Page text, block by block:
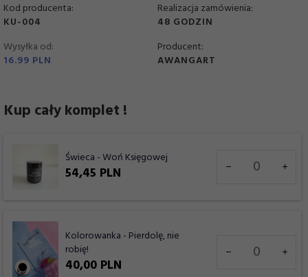
Kod producenta:
KU-004
Realizacja zamówienia:
48 GODZIN
Wysyłka od:
16.99 PLN
Producent:
AWANGART
Kup cały komplet !
Świeca - Woń Księgowej
54,45 PLN
dla
Kolorowanka - Pierdolę, nie
robię!
40,00 PLN
dla